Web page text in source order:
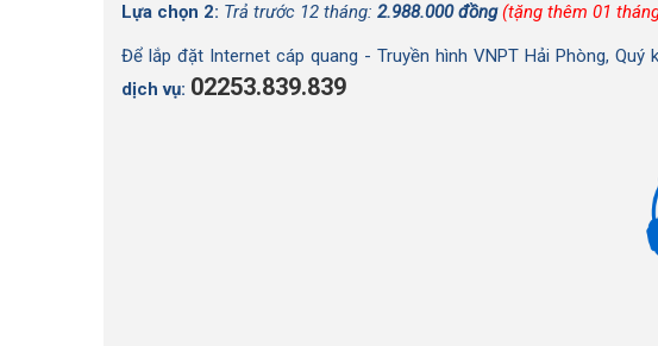
Lựa chọn 2: Trả trước 12 tháng: 2.988.000 đồng(tặng thêm 01
Để lắp đặt Internet cáp quang - Truyền hình VNPT Hải Phòng, Quý
dịch vụ: 02253.839.839